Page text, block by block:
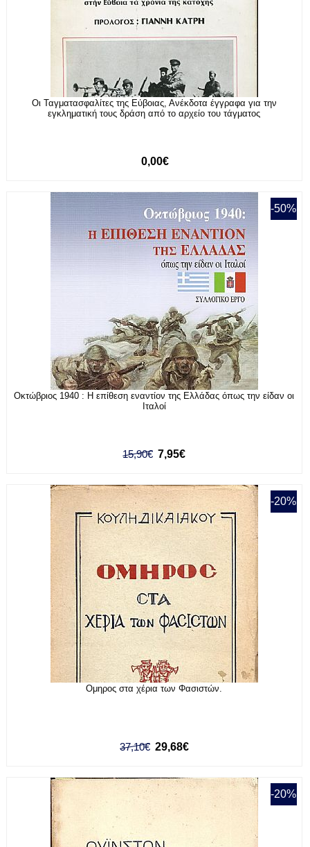
Οι Ταγματασφαλίτες της Εύβοιας, Ανέκδοτα έγγραφα για την
εγκληματική τους δράση από το αρχείο του τάγματος
0,00€
-50%
Οκτώβριος 1940 : Η επίθεση εναντίον της Ελλάδας όπως την είδαν οι
Ιταλοί
15,90€ 7,95€
-20%
Ομηρος στα χέρια των Φασιστών.
37,10€ 29,68€
-20%